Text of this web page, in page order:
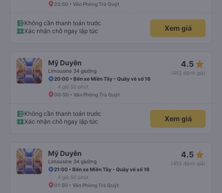
23:50 • Văn Phòng Trà Quýt
Không cần thanh toán trước
Xác nhận chỗ ngay lập tức
Xem giá
Mỹ Duyên
Limousine 34 giường
4.5 star_rate
(452 đánh giá)
20:00 • Bến xe Miền Tây - Quầy vé số 16
4 giờ 50 phút
00:50 • Văn Phòng Trà Quýt
Không cần thanh toán trước
Xác nhận chỗ ngay lập tức
Xem giá
Mỹ Duyên
Limousine 34 giường
4.5 star_rate
(452 đánh giá)
21:00 • Bến xe Miền Tây - Quầy vé số 16
4 giờ 50 phút
01:50 • Văn Phòng Trà Quýt